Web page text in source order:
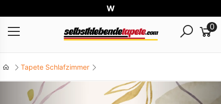
Welt
0
Tapete Schlafzimmer